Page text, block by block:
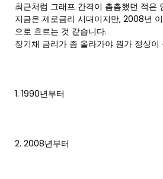
최근처럼 그래프 간격이 촘촘했던 적은
지금은 제로금리 시대이지만, 2008년
으로 흐르는 것 같습니다.
장기채 금리가 좀 올라가야 뭔가 정상이
1. 1990년부터
2. 2008년부터